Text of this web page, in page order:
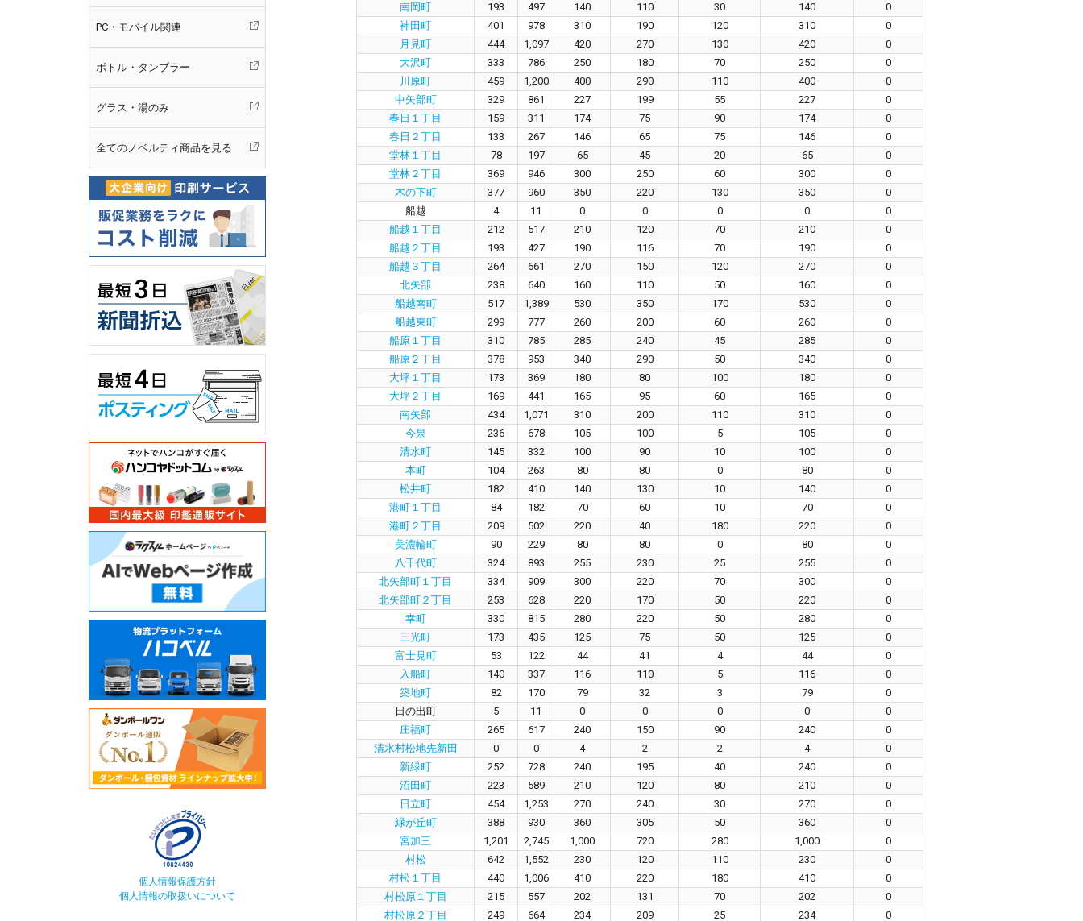
PC・モバイル関連
ボトル・タンブラー
グラス・湯のみ
全てのノベルティ商品を見る
個人情報保護方針
個人情報の取扱いについて
南岡町
193 497 140 110 30 140
0
神田町
401 978 310 190 120 310
0
月見町
444 1,097 420 270 130 420
0
大沢町
333 786 250 180 70 250
0
川原町
459 1,200 400 290 110 400
0
中矢部町
329 861 227 199 55 227
0
春日１丁目
159 311 174 75 90 174
0
春日２丁目
133 267 146 65 75 146
0
堂林１丁目
78 197 65 45 20 65
0
堂林２丁目
369 946 300 250 60 300
0
木の下町
377 960 350 220 130 350
0
船越
4 11 0 0 0 0
0
船越１丁目
212 517 210 120 70 210
0
船越２丁目
193 427 190 116 70 190
0
船越３丁目
264 661 270 150 120 270
0
北矢部
238 640 160 110 50 160
0
船越南町
517 1,389 530 350 170 530
0
船越東町
299 777 260 200 60 260
0
船原１丁目
310 785 285 240 45 285
0
船原２丁目
378 953 340 290 50 340
0
大坪１丁目
173 369 180 80 100 180
0
大坪２丁目
169 441 165 95 60 165
0
南矢部
434 1,071 310 200 110 310
0
今泉
236 678 105 100 5 105
0
清水町
145 332 100 90 10 100
0
本町
104 263 80 80 0 80
0
松井町
182 410 140 130 10 140
0
港町１丁目
84 182 70 60 10 70
0
港町２丁目
209 502 220 40 180 220
0
美濃輪町
90 229 80 80 0 80
0
八千代町
324 893 255 230 25 255
0
北矢部町１丁目
334 909 300 220 70 300
0
北矢部町２丁目
253 628 220 170 50 220
0
幸町
330 815 280 220 50 280
0
三光町
173 435 125 75 50 125
0
富士見町
53 122 44 41 4 44
0
入船町
140 337 116 110 5 116
0
築地町
82 170 79 32 3 79
0
日の出町
5 11 0 0 0 0
0
庄福町
265 617 240 150 90 240
0
清水村松地先新田
0 0 4 2 2 4
0
新緑町
252 728 240 195 40 240
0
沼田町
223 589 210 120 80 210
0
日立町
454 1,253 270 240 30 270
0
緑が丘町
388 930 360 305 50 360
0
宮加三
1,201 2,745 1,000 720 280 1,000
0
村松
642 1,552 230 120 110 230
0
村松１丁目
440 1,006 410 220 180 410
0
村松原１丁目
215 557 202 131 70 202
0
村松原２丁目
249 664 234 209 25 234 0